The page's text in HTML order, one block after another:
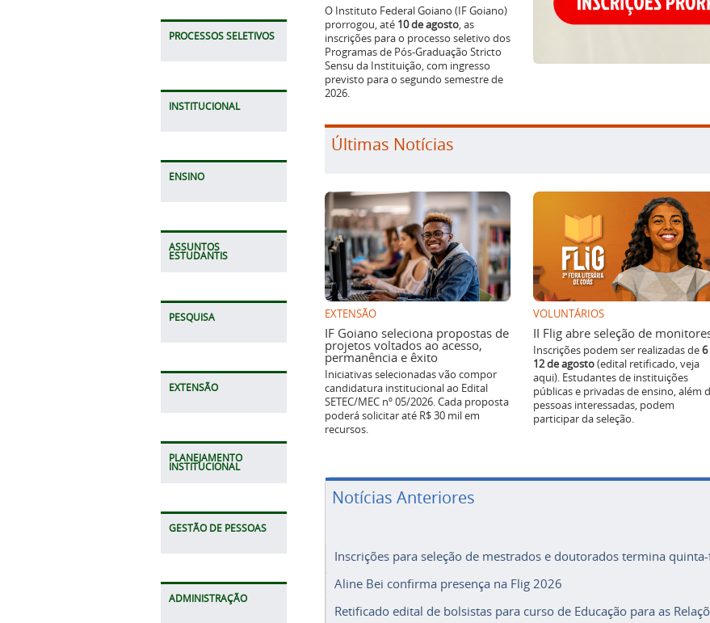
PROCESSOS SELETIVOS
INSTITUCIONAL
ENSINO
ASSUNTOS
ESTUDANTIS
PESQUISA
EXTENSÃO
PLANEJAMENTO
INSTITUCIONAL
GESTÃO DE PESSOAS
ADMINISTRAÇÃO
O Instituto Federal Goiano (IF Goiano)
prorrogou, até 10 de agosto, as
inscrições para o processo seletivo dos
Programas de Pós-Graduação Stricto
Sensu da Instituição, com ingresso
previsto para o segundo semestre de
2026.
Últimas Notícias
EXTENSÃO
IF Goiano seleciona propostas de
projetos voltados ao acesso,
permanência e êxito
Iniciativas selecionadas vão compor
candidatura institucional ao Edital
SETEC/MEC nº 05/2026. Cada proposta
poderá solicitar até R$ 30 mil em
recursos.
VOLUNTÁRIOS
II Flig abre seleção de
Inscrições podem ser realizadas de6
12 de agosto(edital retificado, veja
aqui). Estudantes de instituições
públicas e privadas de ensino, além
pessoas interessadas, podem
participar da seleção.
Notícias Anteriores
Inscrições para seleção de mestrados e doutorados termina
Aline Bei confirma presença na Flig 2026
Retificado edital de bolsistas para curso de Educação para as